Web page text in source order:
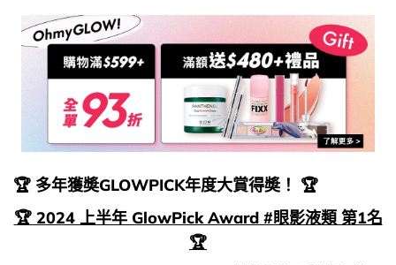
🏆 多年獲奬GLOWPICK年度大賞得奬！ 🏆
🏆 2024 上半年 GlowPick Award #眼影液類 第1名
🏆